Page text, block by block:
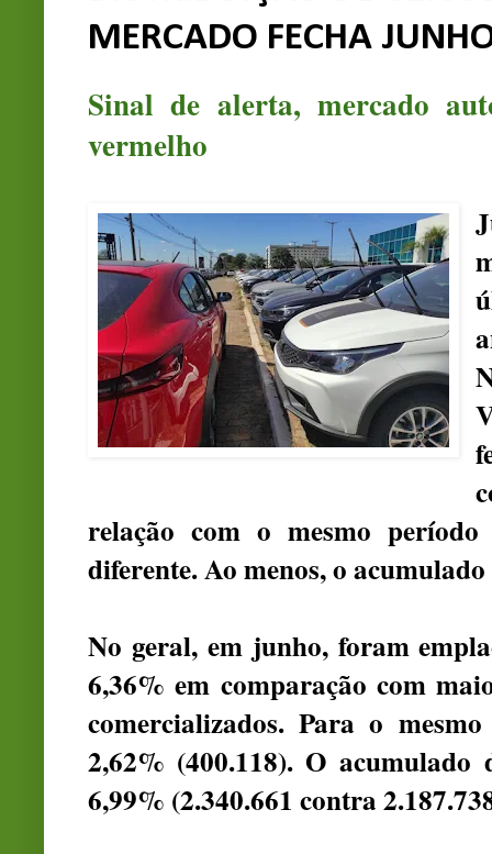
MERCADO FECHA
Sinal de alerta, mercado
vermelho
relação com o mesmo
diferente. Ao menos, o
No geral, em junho, foram
6,36% em comparação com
comercializados. Para o
2,62% (400.118). O acumulado
6,99% (2.340.661 contra